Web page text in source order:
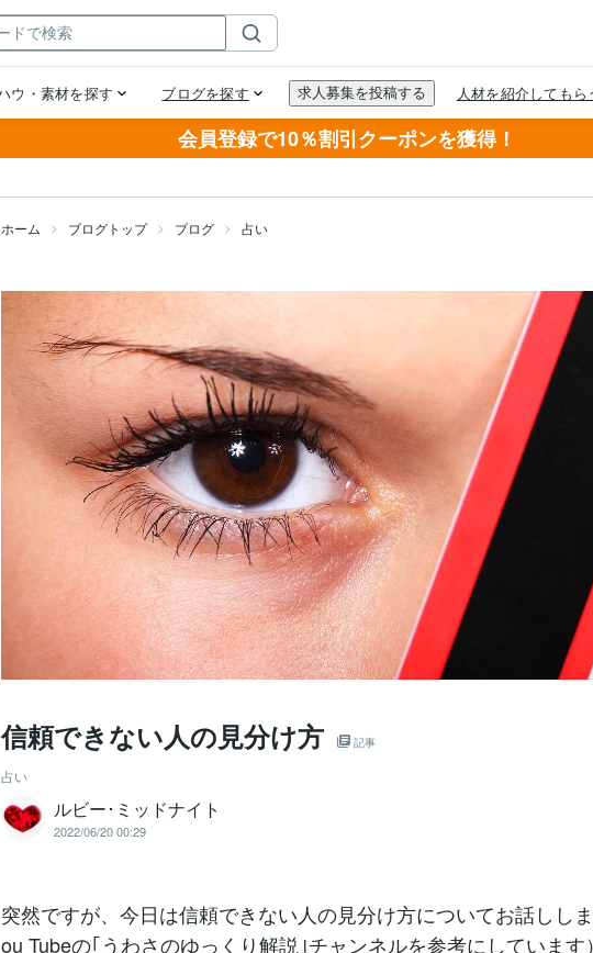
会員登録で10％割引クーポンを獲得！
ホーム ブログトップ ブログ 占い
信頼できない人の見分け方 記事
占い
ルビー･ミッドナイト
2022/06/20 00:29
突然ですが、今日は信頼できない人の見分け方についてお話しし
ou Tubeの｢うわさのゆっくり解説｣チャンネルを参考にしています